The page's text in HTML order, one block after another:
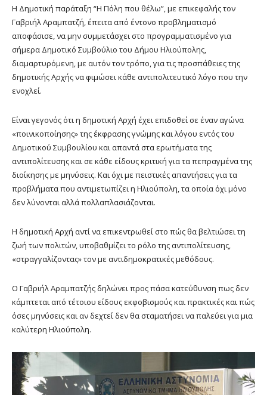
Η Δημοτική παράταξη “Η Πόλη που θέλω”, με επικεφαλής τον
Γαβριήλ Αραμπατζή, έπειτα από έντονο προβληματισμό
αποφάσισε, να μην συμμετάσχει στο προγραμματισμένο για
σήμερα Δημοτικό Συμβούλιο του Δήμου Ηλιούπολης,
διαμαρτυρόμενη, με αυτόν τον τρόπο, για τις προσπάθειες της
δημοτικής Αρχής να φιμώσει κάθε αντιπολιτευτικό λόγο που την
ενοχλεί.
Είναι γεγονός ότι η δημοτική Αρχή έχει επιδοθεί σε έναν αγώνα
«ποινικοποίησης» της έκφρασης γνώμης και λόγου εντός του
Δημοτικού Συμβουλίου και απαντά στα ερωτήματα της
αντιπολίτευσης και σε κάθε είδους κριτική για τα πεπραγμένα της
διοίκησης με μηνύσεις. Και όχι με πειστικές απαντήσεις για τα
προβλήματα που αντιμετωπίζει η Ηλιούπολη, τα οποία όχι μόνο
δεν λύνονται αλλά πολλαπλασιάζονται.
Η δημοτική Αρχή αντί να επικεντρωθεί στο πώς θα βελτιώσει τη
ζωή των πολιτών, υποβαθμίζει το ρόλο της αντιπολίτευσης,
«στραγγαλίζοντας» τον με αντιδημοκρατικές μεθόδους.
Ο Γαβριήλ Αραμπατζής δηλώνει προς πάσα κατεύθυνση πως δεν
κάμπτεται από τέτοιου είδους εκφοβισμούς και πρακτικές και πώς
όσες μηνύσεις και αν δεχτεί δεν θα σταματήσει να παλεύει για μια
καλύτερη Ηλιούπολη.